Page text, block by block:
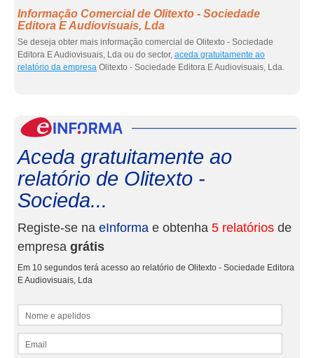
Informação Comercial de Olitexto - Sociedade
Editora E Audiovisuais, Lda
Se deseja obter mais informação comercial de Olitexto - Sociedade
Editora E Audiovisuais, Lda ou do sector, aceda gratuitamente ao
relatório da empresa Olitexto - Sociedade Editora E Audiovisuais, Lda.
Aceda gratuitamente ao
relatório de Olitexto -
Socieda...
Registe-se na eInforma e obtenha 5 relatórios de
empresa grátis
Em 10 segundos terá acesso ao relatório de Olitexto - Sociedade Editora
E Audiovisuais, Lda